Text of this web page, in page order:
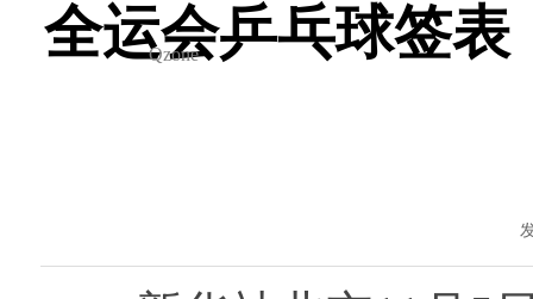
Qzone
全运会乒乓球签